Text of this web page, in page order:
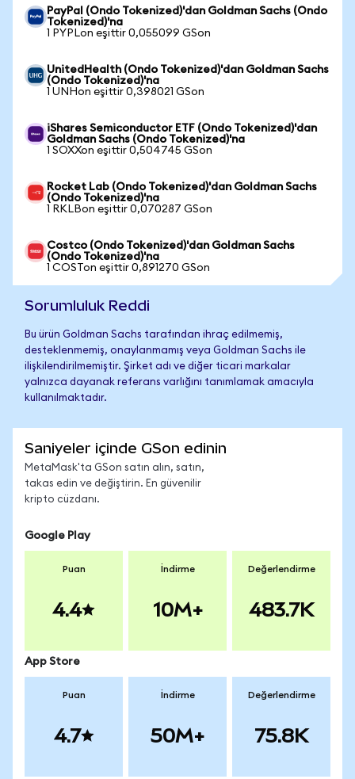
PayPal (Ondo Tokenized)'dan Goldman Sachs (Ondo
Tokenized)'na
1 PYPLon eşittir 0,055099 GSon
UnitedHealth (Ondo Tokenized)'dan Goldman Sachs
(Ondo Tokenized)'na
1 UNHon eşittir 0,398021 GSon
iShares Semiconductor ETF (Ondo Tokenized)'dan
Goldman Sachs (Ondo Tokenized)'na
1 SOXXon eşittir 0,504745 GSon
Rocket Lab (Ondo Tokenized)'dan Goldman Sachs
(Ondo Tokenized)'na
1 RKLBon eşittir 0,070287 GSon
Costco (Ondo Tokenized)'dan Goldman Sachs
(Ondo Tokenized)'na
1 COSTon eşittir 0,891270 GSon
Sorumluluk Reddi
Bu ürün Goldman Sachs tarafından ihraç edilmemiş,
desteklenmemiş, onaylanmamış veya Goldman Sachs ile
ilişkilendirilmemiştir. Şirket adı ve diğer ticari markalar
yalnızca dayanak referans varlığını tanımlamak amacıyla
kullanılmaktadır.
Saniyeler içinde GSon edinin
MetaMask'ta GSon satın alın, satın,
takas edin ve değiştirin. En güvenilir
kripto cüzdanı.
Google Play
Puan
4.4
İndirme
10M+
Değerlendirme
483.7K
App Store
Puan
4.7
İndirme
50M+
Değerlendirme
75.8K